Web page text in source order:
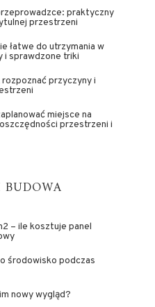
praktyczny
przestrzeni
łatwe do utrzymania w
i sprawdzone triki
przyczyny i
miejsce na
przestrzeni i
– ile kosztuje panel
środowisko podczas
nowy wygląd?